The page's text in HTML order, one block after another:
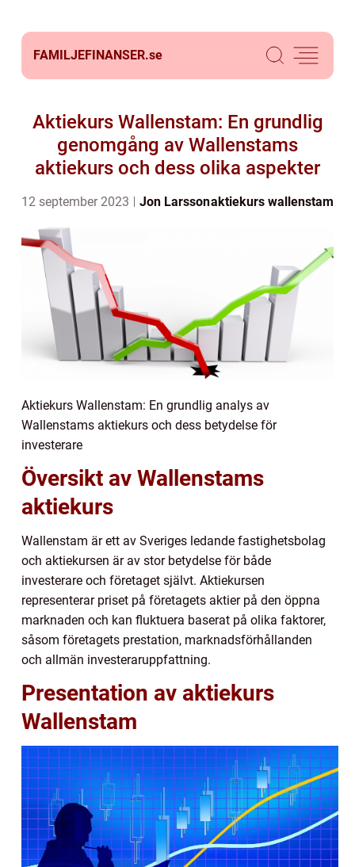
FAMILJEFINANSER.se
Aktiekurs Wallenstam: En grundlig
genomgång av Wallenstams
aktiekurs och dess olika aspekter
12 september 2023 Jon Larssonaktiekurs wallenstam
Aktiekurs Wallenstam: En grundlig analys av
Wallenstams aktiekurs och dess betydelse för
investerare
Översikt av Wallenstams
aktiekurs
Wallenstam är ett av Sveriges ledande fastighetsbolag
och aktiekursen är av stor betydelse för både
investerare och företaget självt. Aktiekursen
representerar priset på företagets aktier på den öppna
marknaden och kan fluktuera baserat på olika faktorer,
såsom företagets prestation, marknadsförhållanden
och allmän investeraruppfattning.
Presentation av aktiekurs
Wallenstam